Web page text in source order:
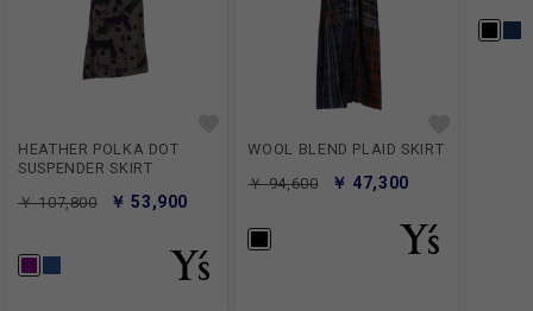
HEATHER POLKA DOT
SUSPENDER SKIRT
￥ 107,800
￥ 53,900
WOOL BLEND PLAID SKIRT
￥ 94,600
￥ 47,300